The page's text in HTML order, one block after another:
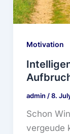
Motivation
admin /8.
Schon
vergeude